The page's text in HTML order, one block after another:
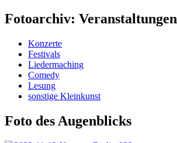
Fotoarchiv: Veranstaltungen
Konzerte
Festivals
Liedermaching
Comedy
Lesung
sonstige Kleinkunst
Foto des Augenblicks